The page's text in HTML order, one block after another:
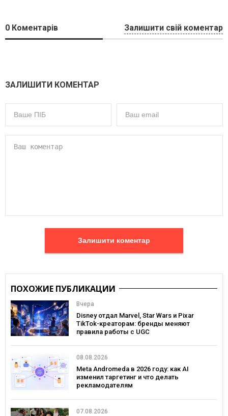
0 Коментарів Залишити свій коментар
ЗАЛИШИТИ КОМЕНТАР
Залишити коментар
ПОХОЖИЕ ПУБЛИКАЦИИ
Вчера
Disney отдал Marvel, Star Wars и Pixar
TikTok-креаторам: бренды меняют
правила работы с UGC
08.08.2026
Meta Andromeda в 2026 году: как AI
изменил таргетинг и что делать
рекламодателям
07.08.2026